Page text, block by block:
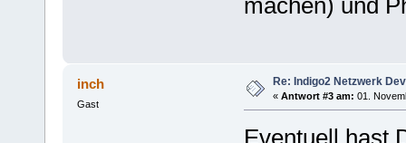
inch
Gast
Re: Indigo2 Netzwerk
« Antwort #3 am: 01.
Eventuell hast